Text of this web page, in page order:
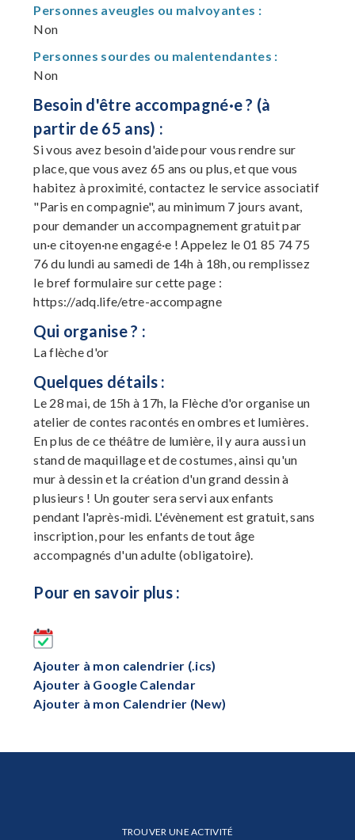
Personnes aveugles ou malvoyantes :
Non
Personnes sourdes ou malentendantes :
Non
Besoin d'être accompagné·e ? (à
partir de 65 ans) :
Si vous avez besoin d'aide pour vous rendre sur
place, que vous avez 65 ans ou plus, et que vous
habitez à proximité, contactez le service associatif
"Paris en compagnie", au minimum 7 jours avant,
pour demander un accompagnement gratuit par
un·e citoyen·ne engagé·e ! Appelez le 01 85 74 75
76 du lundi au samedi de 14h à 18h, ou remplissez
le bref formulaire sur cette page :
https://adq.life/etre-accompagne
Qui organise ? :
La flèche d'or
Quelques détails :
Le 28 mai, de 15h à 17h, la Flèche d'or organise un
atelier de contes racontés en ombres et lumières.
En plus de ce théâtre de lumière, il y aura aussi un
stand de maquillage et de costumes, ainsi qu'un
mur à dessin et la création d'un grand dessin à
plusieurs ! Un gouter sera servi aux enfants
pendant l'après-midi. L'évènement est gratuit, sans
inscription, pour les enfants de tout âge
accompagnés d'un adulte (obligatoire).
Pour en savoir plus :
Ajouter à mon calendrier (.ics)
Ajouter à Google Calendar
Ajouter à mon Calendrier (New)
TROUVER UNE ACTIVITÉ